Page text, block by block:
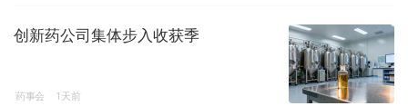
创新药公司集体步入收获季
药事会 1天前